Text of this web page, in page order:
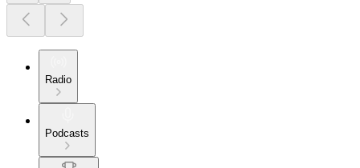
Radio
Podcasts